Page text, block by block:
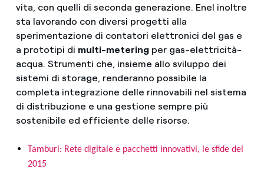
vita, con quelli di seconda generazione. Enel inoltre
sta lavorando con diversi progetti alla
sperimentazione di contatori elettronici del gas e
a prototipi di multi-meteringper gas-elettricità-
acqua. Strumenti che, insieme allo sviluppo dei
sistemi di storage, renderanno possibile la
completa integrazione delle rinnovabili nel sistema
di distribuzione e una gestione sempre più
sostenibile ed efficiente delle risorse.
Tamburi: Rete digitale e pacchetti innovativi, le sfide del
2015